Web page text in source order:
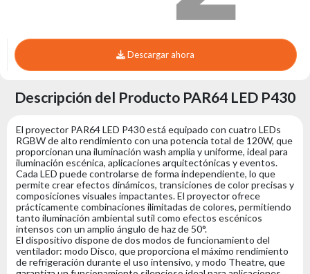
Descargar ahora
Descripción del Producto PAR64 LED P430
El proyector PAR64 LED P430 está equipado con cuatro LEDs
RGBW de alto rendimiento con una potencia total de 120W, que
proporcionan una iluminación wash amplia y uniforme, ideal para
iluminación escénica, aplicaciones arquitectónicas y eventos.
Cada LED puede controlarse de forma independiente, lo que
permite crear efectos dinámicos, transiciones de color precisas y
composiciones visuales impactantes. El proyector ofrece
prácticamente combinaciones ilimitadas de colores, permitiendo
tanto iluminación ambiental sutil como efectos escénicos
intensos con un amplio ángulo de haz de 50°.
El dispositivo dispone de dos modos de funcionamiento del
ventilador: modo Disco, que proporciona el máximo rendimiento
de refrigeración durante el uso intensivo, y modo Theatre, que